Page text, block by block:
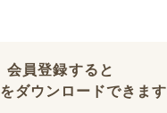
会員登録すると
をダウンロードできます